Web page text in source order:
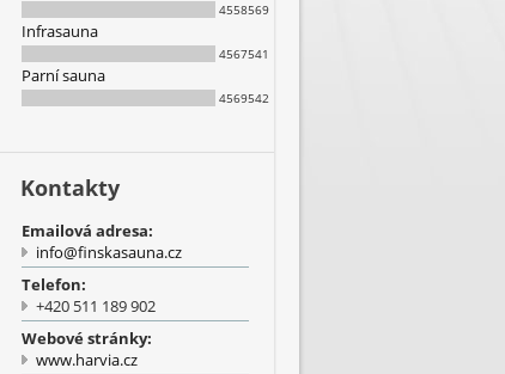
4558569
Infrasauna
4567541
Parní sauna
4569542
Kontakty
Emailová adresa:
info@finskasauna.cz
Telefon:
+420 511 189 902
Webové stránky:
www.harvia.cz